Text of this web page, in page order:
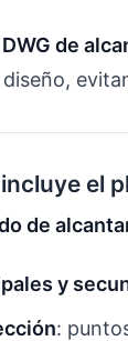
de
el
de
y
: